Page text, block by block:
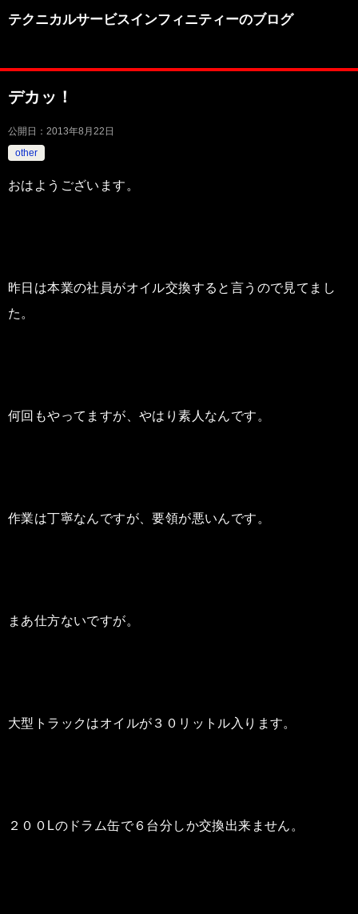
テクニカルサービスインフィニティーのブログ
デカッ！
公開日： 2013年8月22日
other
おはようございます。
昨日は本業の社員がオイル交換すると言うので見てまし
た。
何回もやってますが、やはり素人なんです。
作業は丁寧なんですが、要領が悪いんです。
まあ仕方ないですが。
大型トラックはオイルが３０リットル入ります。
２００Lのドラム缶で６台分しか交換出来ません。